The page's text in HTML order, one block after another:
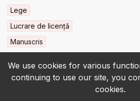
We use cookies for various
continuing to use our site, you
cookies.
Lege
Lucrare de licență
Manuscris